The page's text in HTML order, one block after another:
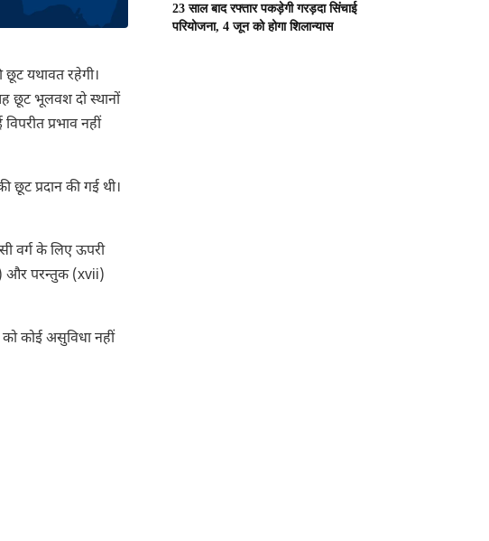
यथावत रहेगी।
छूट भूलवश दो स्थानों
प्रभाव नहीं
प्रदान की गई थी।
वर्ग के लिए ऊपरी
और परन्तुक (xvii)
कोई असुविधा नहीं
23 साल बाद रफ्तार पकड़ेगी गरड़दा सिंचाई
परियोजना, 4 जून को होगा शिलान्यास